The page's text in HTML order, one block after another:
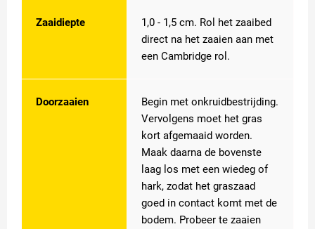
Zaaidiepte
1,0 - 1,5 cm. Rol het zaaibed
direct na het zaaien aan met
een Cambridge rol.
Doorzaaien
Begin met onkruidbestrijding.
Vervolgens moet het gras
kort afgemaaid worden.
Maak daarna de bovenste
laag los met een wiedeg of
hark, zodat het graszaad
goed in contact komt met de
bodem. Probeer te zaaien